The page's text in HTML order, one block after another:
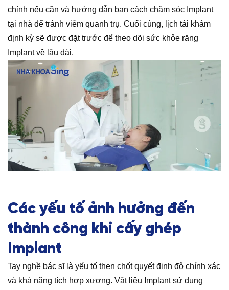
chỉnh nếu cần và hướng dẫn bạn cách chăm sóc Implant
tại nhà để tránh viêm quanh trụ. Cuối cùng, lịch tái khám
định kỳ sẽ được đặt trước để theo dõi sức khỏe răng
Implant về lâu dài.
Các yếu tố ảnh hưởng đến
thành công khi cấy ghép
Implant
Tay nghề bác sĩ là yếu tố then chốt quyết định độ chính xác
và khả năng tích hợp xương. Vật liệu Implant sử dụng